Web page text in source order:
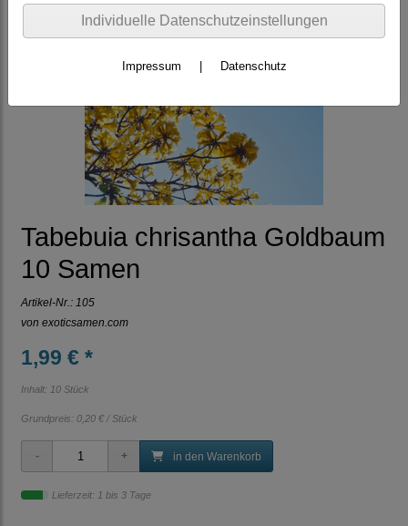
Tabebuia chrisantha Goldbaum
10 Samen
Artikel-Nr.: 105
von exoticsamen.com
1,99 € *
Inhalt: 10 Stück
Grundpreis: 0,20 € / Stück
in den Warenkorb
Lieferzeit: 1 bis 3 Tage
Individuelle Datenschutzeinstellungen
Impressum Datenschutz